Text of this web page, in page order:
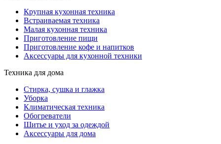
Крупная кухонная техника
Встраиваемая техника
Малая кухонная техника
Приготовление пищи
Приготовление кофе и напитков
Аксессуары для кухонной техники
Техника для дома
Стирка, сушка и глажка
Уборка
Климатическая техника
Обогреватели
Шитье и уход за одеждой
Аксессуары для дома